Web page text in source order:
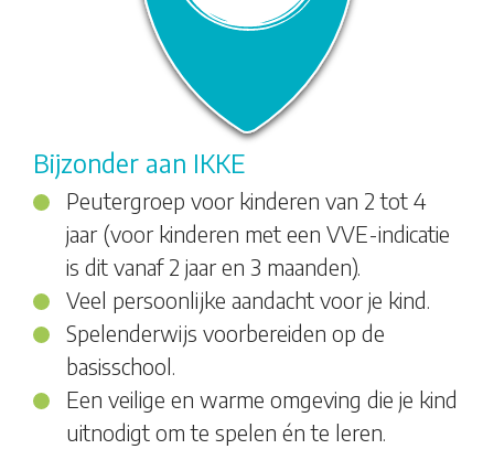
Bijzonder aan IKKE
Peutergroep voor kinderen van 2 tot 4
jaar (voor kinderen met een VVE-indicatie
is dit vanaf 2 jaar en 3 maanden).
Veel persoonlijke aandacht voor je kind.
Spelenderwijs voorbereiden op de
basisschool.
Een veilige en warme omgeving die je kind
uitnodigt om te spelen én te leren.